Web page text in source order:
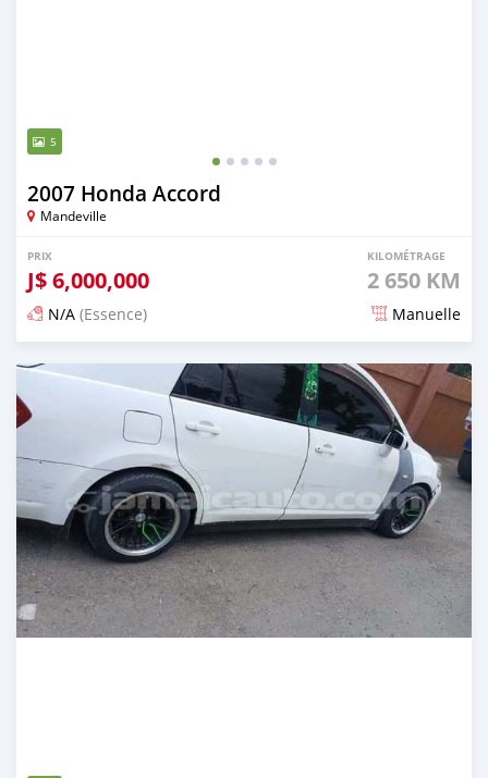
5
2007 Honda Accord
Mandeville
PRIX
J$6,000,000
KILOMÉTRAGE
2 650 KM
N/A (Essence) Manuelle
Publié il y a 3 mois